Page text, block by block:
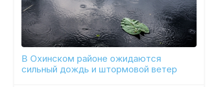
В Охинском районе ожидаются
сильный дождь и штормовой ветер